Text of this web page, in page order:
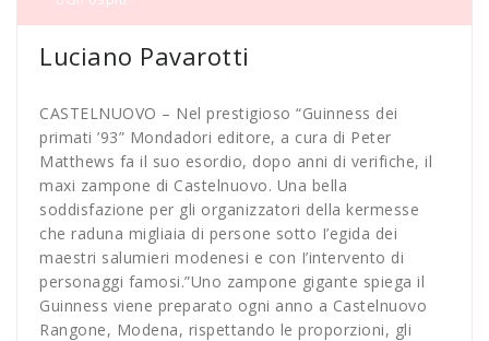
Luciano Pavarotti
CASTELNUOVO – Nel prestigioso “Guinness dei
primati ’93” Mondadori editore, a cura di Peter
Matthews fa il suo esordio, dopo anni di verifiche, il
maxi zampone di Castelnuovo. Una bella
soddisfazione per gli organizzatori della kermesse
che raduna migliaia di persone sotto I’egida dei
maestri salumieri modenesi e con I’intervento di
personaggi famosi.”Uno zampone gigante spiega il
Guinness viene preparato ogni anno a Castelnuovo
Rangone, Modena, rispettando le proporzioni, gli